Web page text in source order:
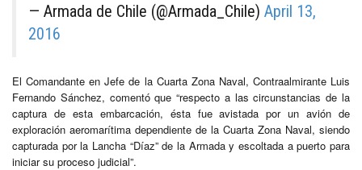
— Armada de Chile (@Armada_Chile) April 13,
2016
El Comandante en Jefe de la Cuarta Zona Naval, Contraalmirante Luis
Fernando Sánchez, comentó que “respecto a las circunstancias de la
captura de esta embarcación, ésta fue avistada por un avión de
exploración aeromarítima dependiente de la Cuarta Zona Naval, siendo
capturada por la Lancha “Díaz” de la Armada y escoltada a puerto para
iniciar su proceso judicial”.